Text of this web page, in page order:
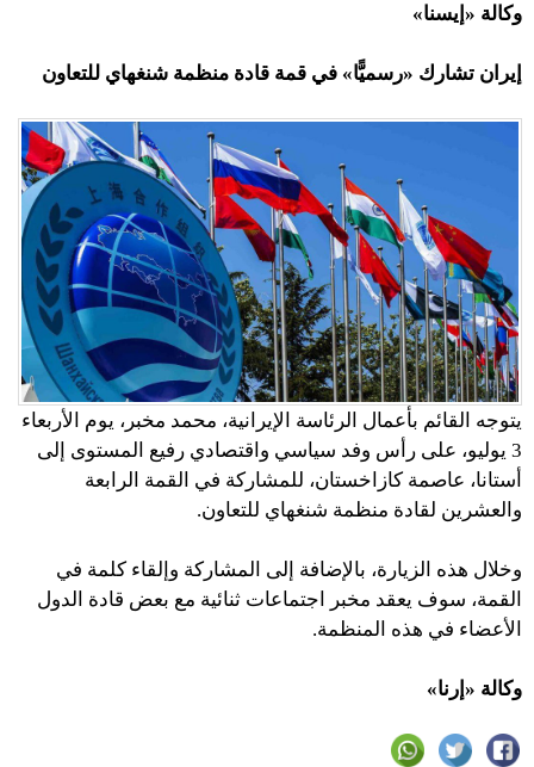
وكالة «إيسنا»
إيران تشارك «رسميًّا» في قمة قادة منظمة شنغهاي للتعاون
يتوجه القائم بأعمال الرئاسة الإيرانية، محمد مخبر، يوم الأربعاء
3 يوليو، على رأس وفد سياسي واقتصادي رفيع المستوى إلى
أستانا، عاصمة كازاخستان، للمشاركة في القمة الرابعة
والعشرين لقادة منظمة شنغهاي للتعاون.
وخلال هذه الزيارة، بالإضافة إلى المشاركة وإلقاء كلمة في
القمة، سوف يعقد مخبر اجتماعات ثنائية مع بعض قادة الدول
الأعضاء في هذه المنظمة.
وكالة «إرنا»